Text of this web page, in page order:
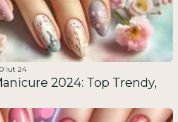
lut 24
2024: Top Trendy,